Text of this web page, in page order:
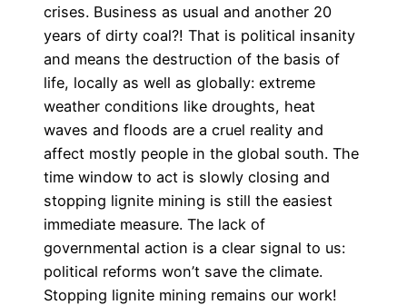
crises. Business as usual and another 20
years of dirty coal?! That is political insanity
and means the destruction of the basis of
life, locally as well as globally: extreme
weather conditions like droughts, heat
waves and floods are a cruel reality and
affect mostly people in the global south. The
time window to act is slowly closing and
stopping lignite mining is still the easiest
immediate measure. The lack of
governmental action is a clear signal to us:
political reforms won’t save the climate.
Stopping lignite mining remains our work!